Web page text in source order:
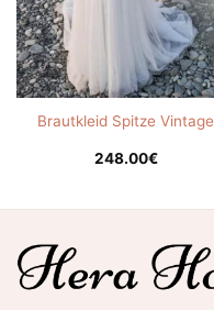
Brautkleid Spitze Vintage
248.00€